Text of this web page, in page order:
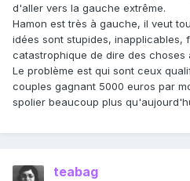
d'aller vers la gauche extrême.
Hamon est très à gauche, il veut
idées sont stupides, inapplicables,
catastrophique de dire des choses
Le problème est qui sont ceux
couples gagnant 5000 euros par
spolier beaucoup plus
teabag